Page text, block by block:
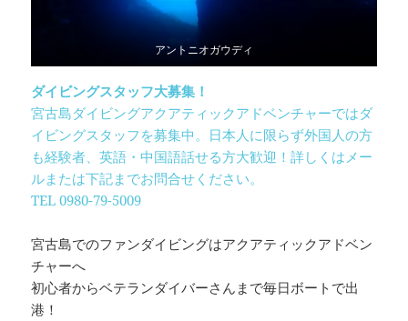
アントニオガウディ
ダイビングスタッフ大募集！
宮古島ダイビングアクアティックアドベンチャーではダ
イビングスタッフを募集中。日本人に限らず外国人の方
も経験者、英語・中国語話せる方大歓迎！詳しくはメー
ルまたは下記までお問合せください。
TEL 0980-79-5009
宮古島でのファンダイビングはアクアティックアドベン
チャーへ
初心者からベテランダイバーさんまで毎日ボートで出
港！